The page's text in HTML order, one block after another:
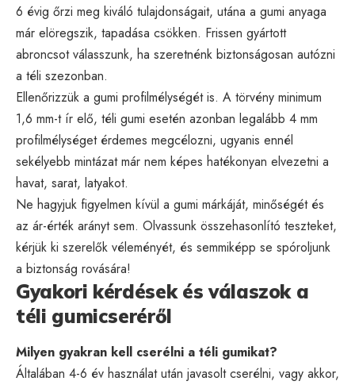
6 évig őrzi meg kiváló tulajdonságait, utána a gumi anyaga
már elöregszik, tapadása csökken. Frissen gyártott
abroncsot válasszunk, ha szeretnénk biztonságosan autózni
a téli szezonban.
Ellenőrizzük a gumi profilmélységét is. A törvény minimum
1,6 mm-t ír elő, téli gumi esetén azonban legalább 4 mm
profilmélységet érdemes megcélozni, ugyanis ennél
sekélyebb mintázat már nem képes hatékonyan elvezetni a
havat, sarat, latyakot.
Ne hagyjuk figyelmen kívül a gumi márkáját, minőségét és
az ár-érték arányt sem. Olvassunk összehasonlító teszteket,
kérjük ki szerelők véleményét, és semmiképp se spóroljunk
a biztonság rovására!
Gyakori kérdések és válaszok a
téli gumicseréről
Milyen gyakran kell cserélni a téli gumikat?
Általában 4-6 év használat után javasolt cserélni, vagy akkor,